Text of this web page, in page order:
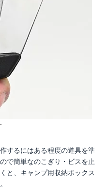
するにはある程度の道具を準
で簡単なのこぎり・ビスを止
と、キャンプ用収納ボックス